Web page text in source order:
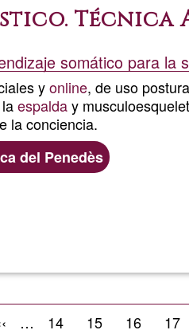
Técnica
somático para la
yonline, de uso
espalday
la conciencia.
del Penedès
… Página
14 Página
15 Página
16 17